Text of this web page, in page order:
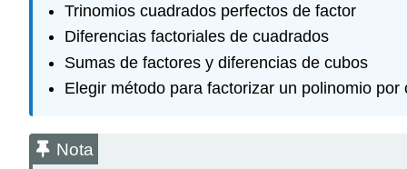
Trinomios cuadrados perfectos de factor
Diferencias factoriales de cuadrados
Sumas de factores y diferencias de cubos
Elegir método para factorizar un polinomio por
Nota